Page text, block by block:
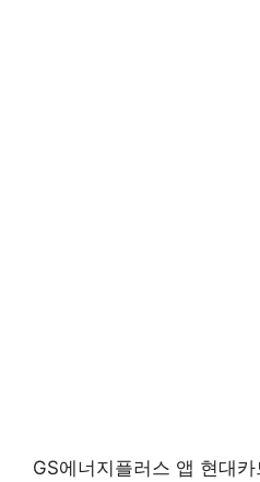
GS에너지플러스 앱 현대